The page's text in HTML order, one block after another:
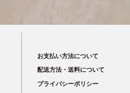
お支払い方法について
配送方法・送料について
プライバシーポリシー